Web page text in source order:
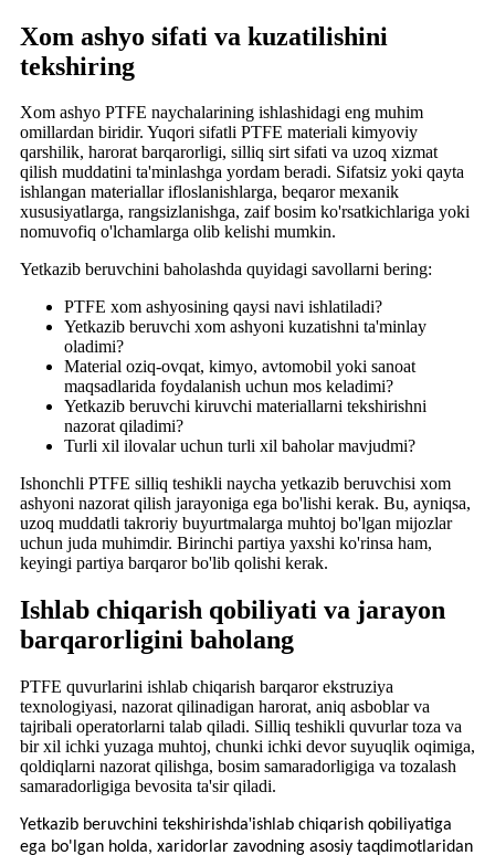
Xom ashyo sifati va kuzatilishini
tekshiring
Xom ashyo PTFE naychalarining ishlashidagi eng muhim
omillardan biridir. Yuqori sifatli PTFE materiali kimyoviy
qarshilik, harorat barqarorligi, silliq sirt sifati va uzoq xizmat
qilish muddatini ta'minlashga yordam beradi. Sifatsiz yoki qayta
ishlangan materiallar ifloslanishlarga, beqaror mexanik
xususiyatlarga, rangsizlanishga, zaif bosim ko'rsatkichlariga yoki
nomuvofiq o'lchamlarga olib kelishi mumkin.
Yetkazib beruvchini baholashda quyidagi savollarni bering:
PTFE xom ashyosining qaysi navi ishlatiladi?
Yetkazib beruvchi xom ashyoni kuzatishni ta'minlay
oladimi?
Material oziq-ovqat, kimyo, avtomobil yoki sanoat
maqsadlarida foydalanish uchun mos keladimi?
Yetkazib beruvchi kiruvchi materiallarni tekshirishni
nazorat qiladimi?
Turli xil ilovalar uchun turli xil baholar mavjudmi?
Ishonchli PTFE silliq teshikli naycha yetkazib beruvchisi xom
ashyoni nazorat qilish jarayoniga ega bo'lishi kerak. Bu, ayniqsa,
uzoq muddatli takroriy buyurtmalarga muhtoj bo'lgan mijozlar
uchun juda muhimdir. Birinchi partiya yaxshi ko'rinsa ham,
keyingi partiya barqaror bo'lib qolishi kerak.
Ishlab chiqarish qobiliyati va jarayon
barqarorligini baholang
PTFE quvurlarini ishlab chiqarish barqaror ekstruziya
texnologiyasi, nazorat qilinadigan harorat, aniq asboblar va
tajribali operatorlarni talab qiladi. Silliq teshikli quvurlar toza va
bir xil ichki yuzaga muhtoj, chunki ichki devor suyuqlik oqimiga,
qoldiqlarni nazorat qilishga, bosim samaradorligiga va tozalash
samaradorligiga bevosita ta'sir qiladi.
Yetkazib beruvchini tekshirishda'ishlab chiqarish qobiliyatiga
ega bo'lgan holda, xaridorlar zavodning asosiy taqdimotlaridan